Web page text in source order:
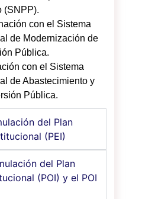
(SNPP).
con el Sistema
de Modernización de
Pública.
con el Sistema
de Abastecimiento y
Pública.
del Plan
(PEI)
del Plan
(POI) y el POI